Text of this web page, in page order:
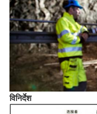
विनिर्देश